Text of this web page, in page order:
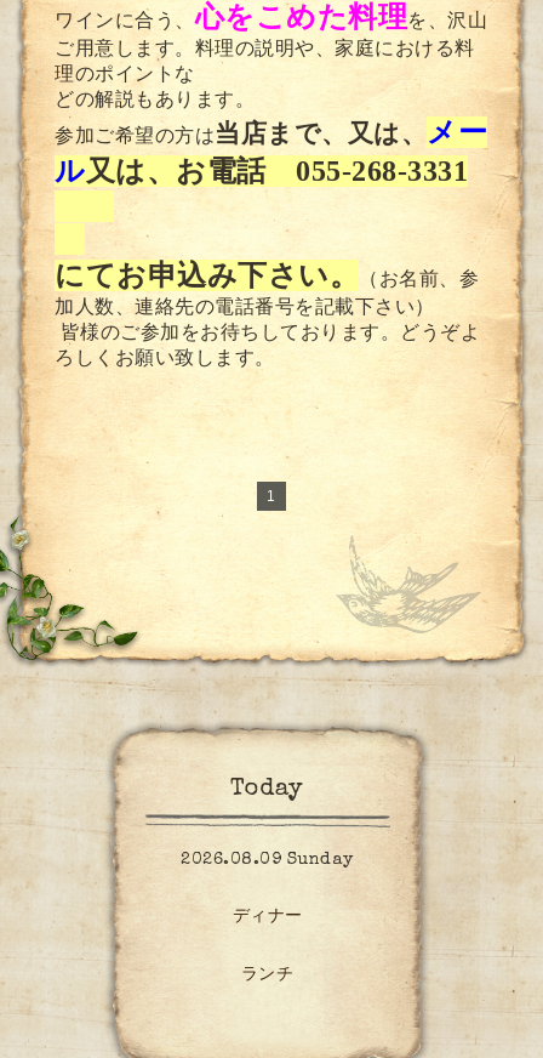
ワインに合う、心をこめた料理を、沢山
ご用意します。料理の説明や、家庭における料
理のポイントな
どの解説もあります。
参加ご希望の方は当店まで、又は、 メー
ル又は、お電話 055-268-3331
にてお申込み下さい。
（お名前、参
加人数、連絡先の電話番号を記載下さい）
皆様のご参加をお待ちしております。どうぞよ
ろしくお願い致します。
1
Today
2026.08.09 Sunday
ディナー
ランチ